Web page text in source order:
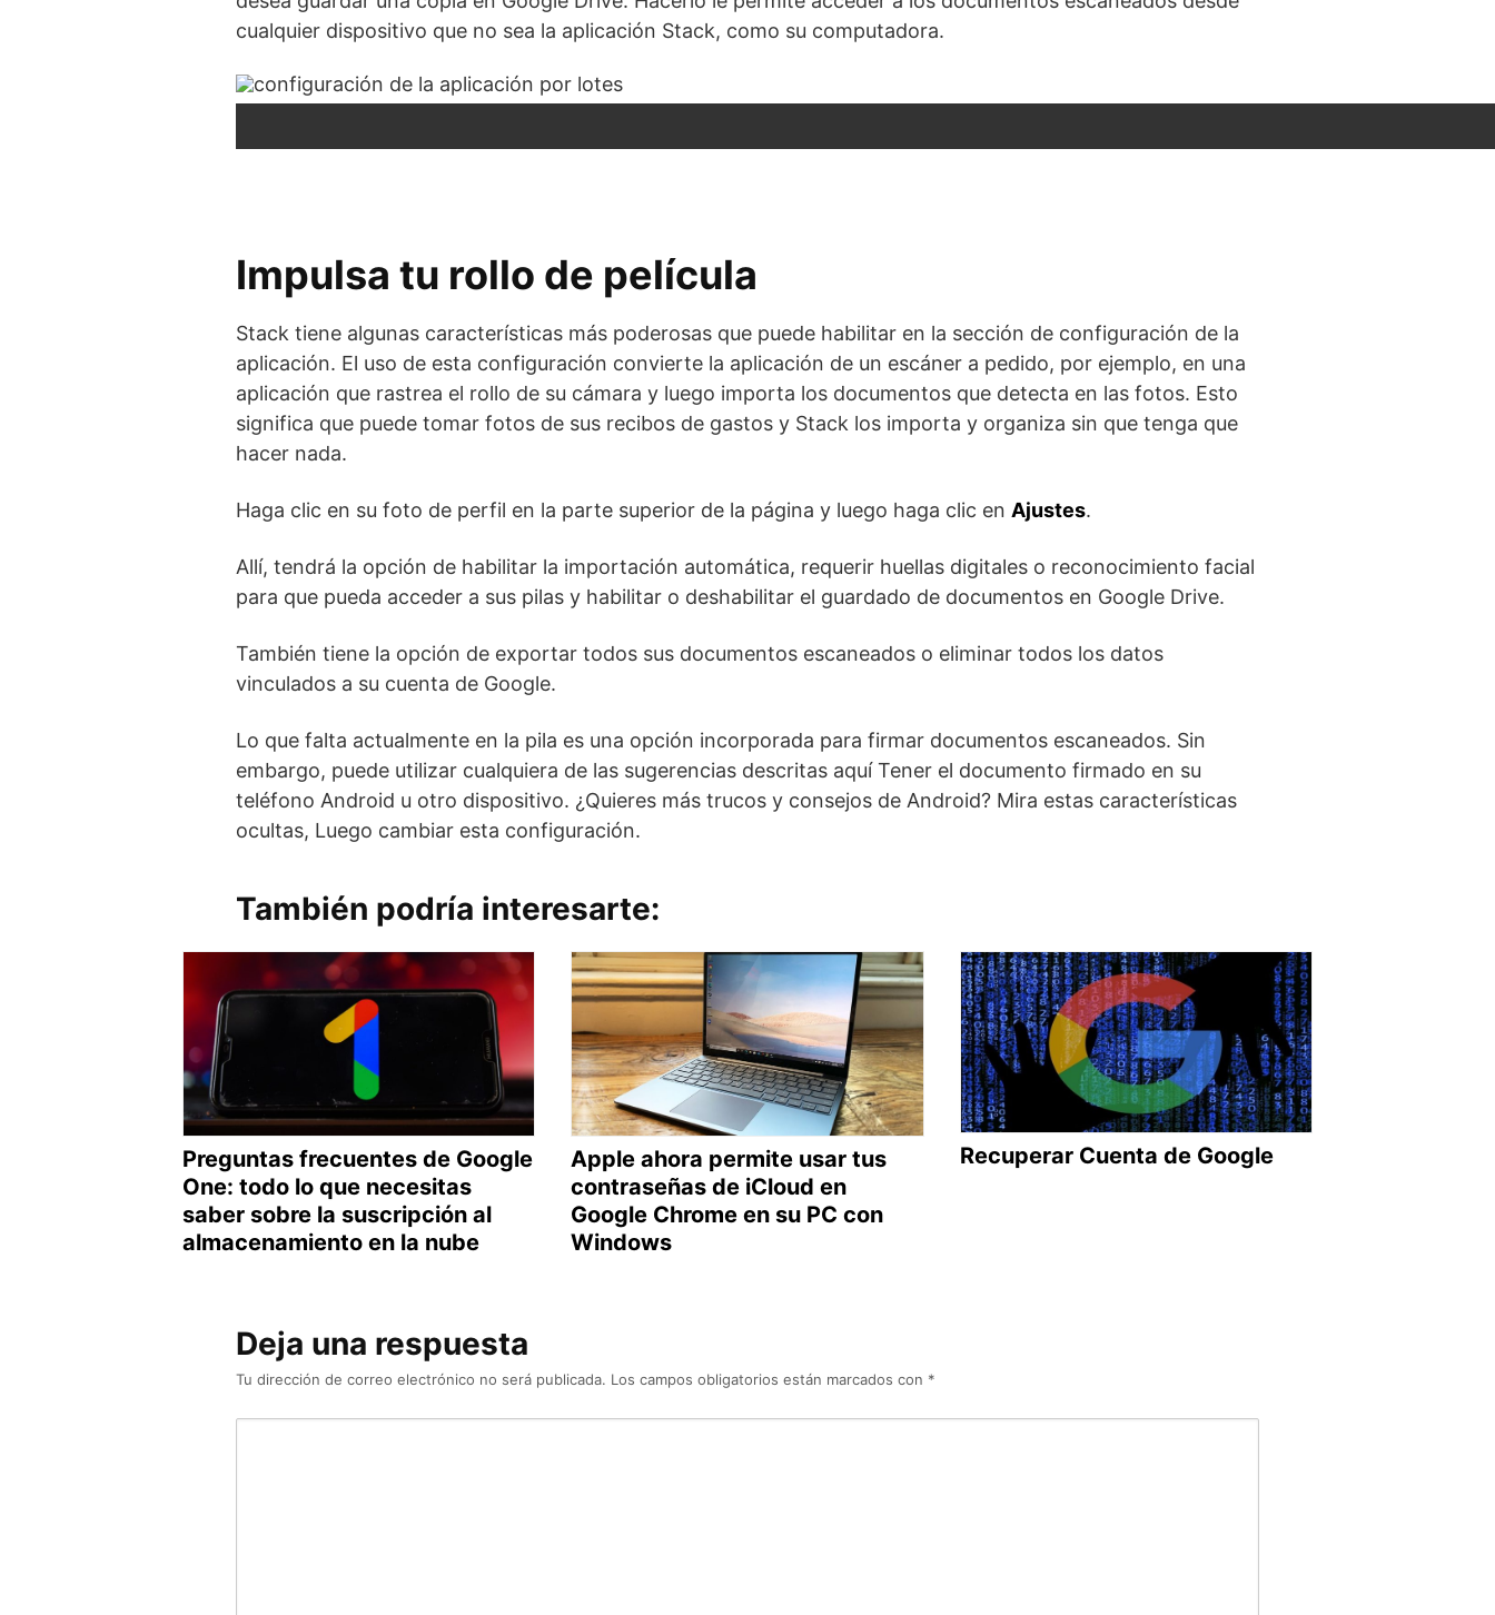
cualquier dispositivo que no sea la aplicación Stack, como su computadora.
Impulsa tu rollo de película
Stack tiene algunas características más poderosas que puede habilitar en la sección de configuración de la
aplicación. El uso de esta configuración convierte la aplicación de un escáner a pedido, por ejemplo, en una
aplicación que rastrea el rollo de su cámara y luego importa los documentos que detecta en las fotos. Esto
significa que puede tomar fotos de sus recibos de gastos y Stack los importa y organiza sin que tenga que
hacer nada.
Haga clic en su foto de perfil en la parte superior de la página y luego haga clic en Ajustes.
Allí, tendrá la opción de habilitar la importación automática, requerir huellas digitales o reconocimiento facial
para que pueda acceder a sus pilas y habilitar o deshabilitar el guardado de documentos en Google Drive.
También tiene la opción de exportar todos sus documentos escaneados o eliminar todos los datos
vinculados a su cuenta de Google.
Lo que falta actualmente en la pila es una opción incorporada para firmar documentos escaneados. Sin
embargo, puede utilizar cualquiera de las sugerencias descritas aquíTener el documento firmado en su
teléfono Android u otro dispositivo. ¿Quieres más trucos y consejos de Android? Mira estas características
ocultas, Luego cambiar esta configuración.
También podría interesarte:
Preguntas frecuentes de Google
One: todo lo que necesitas
saber sobre la suscripción al
almacenamiento en la nube
Apple ahora permite usar tus
contraseñas de iCloud en
Google Chrome en su PC con
Windows
Recuperar Cuenta de Google
Deja una respuesta
Tu dirección de correo electrónico no será publicada. Los campos obligatorios están marcados con *